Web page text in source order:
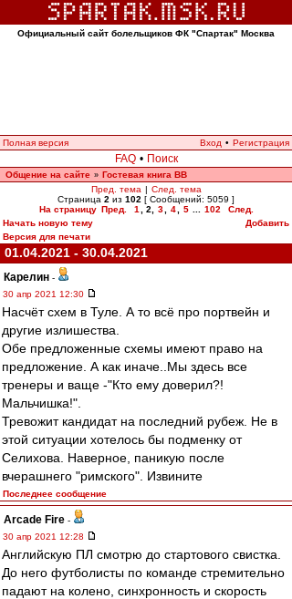
Официальный сайт болельщиков ФК "Спартак" Москва
Полная версия Вход • Регистрация
FAQ • Поиск
Общение на сайте » Гостевая книга ВВ
Пред. тема | След. тема
Страница 2 из 102 [ Сообщений: 5059 ]
На страницу Пред. 1 2 3 4 5 102
След.
Начать новую тему
Добавить
Версия для печати
01.04.2021 - 30.04.2021
Карелин -
30 апр 2021 12:30
Насчёт схем в Туле. А то всё про портвейн и
другие излишества.
Обе предложенные схемы имеют право на
предложение. А как иначе..Мы здесь все
тренеры и ваще -"Кто ему доверил?!
Мальчишка!".
Тревожит кандидат на последний рубеж. Не в
этой ситуации хотелось бы подменку от
Селихова. Наверное, паникую после
вчерашнего "римского". Извините
Последнее сообщение
Arcade Fire -
30 апр 2021 12:28
Английскую ПЛ смотрю до стартового свистка.
До него футболисты по команде стремительно
падают на колено, синхронность и скорость